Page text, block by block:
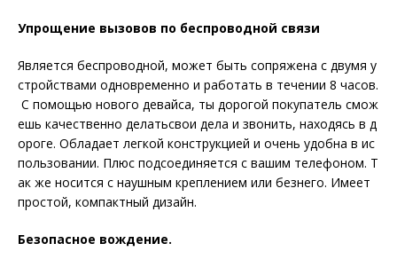
Упрощение вызовов по беспроводной связи
Является беспроводной, может быть сопряжена с двумя у
стройствами одновременно и работать в течении 8 часов.
С помощью нового девайса, ты дорогой покупатель смож
ешь качественно делатьсвои дела и звонить, находясь в д
ороге. Обладает легкой конструкцией и очень удобна в ис
пользовании. Плюс подсоединяется с вашим телефоном. Т
ак же носится с наушным креплением или безнего. Имеет
простой, компактный дизайн.
Безопасное вождение.